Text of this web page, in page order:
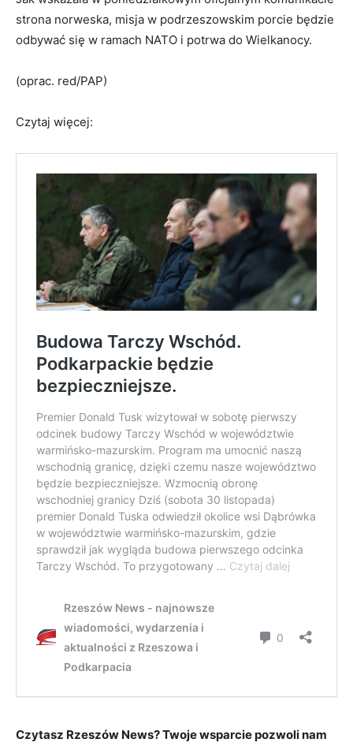
strona norweska, misja w podrzeszowskim porcie będzie
odbywać się w ramach NATO i potrwa do Wielkanocy.
(oprac. red/PAP)
Czytaj więcej:
Czytasz Rzeszów News? Twoje wsparcie pozwoli nam